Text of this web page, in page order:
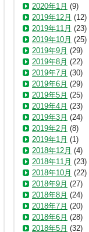
2020年1月 (9)
2019年12月 (12)
2019年11月 (23)
2019年10月 (25)
2019年9月 (29)
2019年8月 (22)
2019年7月 (30)
2019年6月 (29)
2019年5月 (25)
2019年4月 (23)
2019年3月 (24)
2019年2月 (8)
2019年1月 (1)
2018年12月 (4)
2018年11月 (23)
2018年10月 (22)
2018年9月 (27)
2018年8月 (24)
2018年7月 (20)
2018年6月 (28)
2018年5月 (32)